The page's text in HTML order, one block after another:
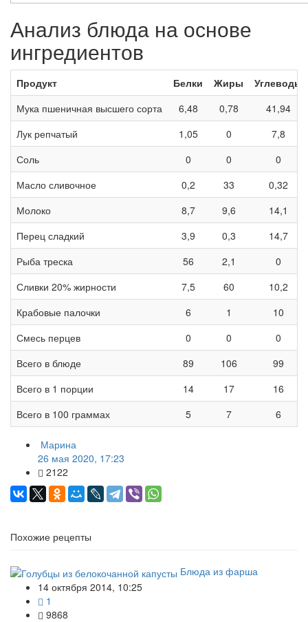
Анализ блюда на основе
ингредиентов
Продукт Белки Жиры
Углеводы
Мука пшеничная высшего сорта
6,48 0,78
41,94
Лук репчатый
1,05 0
7,8
Соль
0 0
0
Масло сливочное
0,2 33
0,32
Молоко
8,7 9,6
14,1
Перец сладкий
3,9 0,3
14,7
Рыба треска
56 2,1
0
Сливки 20% жирности
7,5 60
10,2
Крабовые палочки
6 1
10
Смесь перцев
0 0
0
Всего в блюде
89 106
99
Всего в 1 порции
14 17
16
Всего в 100 граммах
5 7 6
Марина
26 мая 2020, 17:23
2122
Похожие рецепты
Блюда из фарша
14 октября 2014, 10:25
1
9868